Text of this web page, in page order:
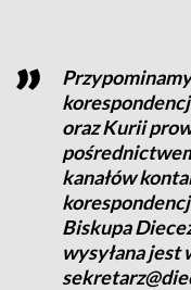
oraz Kurii
kanałów
Biskupa
wysyłana jest